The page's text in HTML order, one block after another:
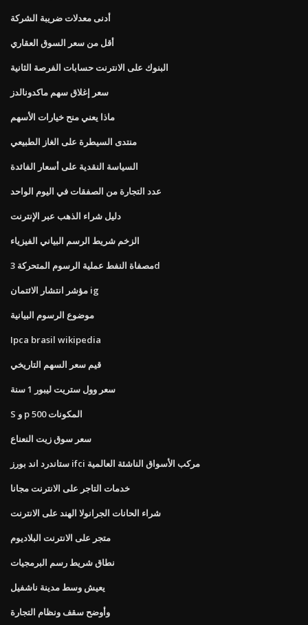
أدنى معدلات ضريبة الشركة
أقل من سعر السوق العقاري
البنوك على الانترنت حسابات الفرصة الثانية
سعر إغلاق سهم ماكدونالدز
ماذا يعني منح خيارات الأسهم
منتدى السيطرة على الغاز الطبيعي
السياسة النقدية على أسعار الفائدة
عدد التجارة من الصفقات في اليوم الواحد
دليل شراء الذهب عبر الإنترنت
الزخم شريط الرسم البياني الفيزياء
مصفاة النفط عملية الرسوم المتحركة 3d
مؤشر انتشار الائتمان ig
موضوع الرسوم البيانية
Ipca brasil wikipedia
قيم سعر السهم التاريخي
سعر وول ستريت ليبور 1 سنة
S و p 500 المكونات
سعر سوق زيت النعناع
ستاندرد اند بورز ifci مركب الأسواق الناشئة العالمية
خدمات التاجر على الانترنت مجانا
شراء الحانات الجرانولا الهند على الانترنت
متجر على الانترنت البلاديوم
نطاق شريط رسم البرمجيات
يعيش وسط مدينة ناشفيل
وأوضح سقف ونظام التجارة